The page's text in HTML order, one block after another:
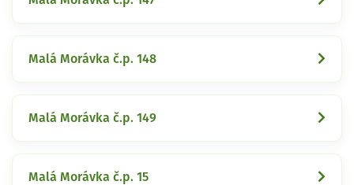
Malá Morávka č.p. 148
Malá Morávka č.p. 149
Malá Morávka č.p. 15